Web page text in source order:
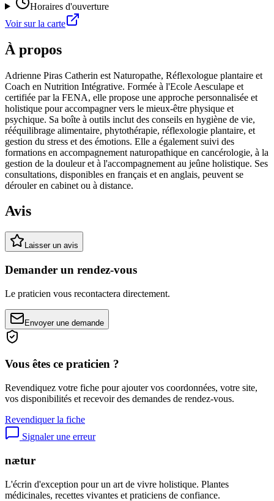
Horaires d'ouverture
Voir sur la carte
À propos
Adrienne Piras Catherin est Naturopathe, Réflexologue plantaire et
Coach en Nutrition Intégrative. Formée à l'Ecole Aesculape et
certifiée par la FENA, elle propose une approche personnalisée et
holistique pour accompagner vers le mieux-être physique et
psychique. Sa boîte à outils inclut des conseils en hygiène de vie,
rééquilibrage alimentaire, phytothérapie, réflexologie plantaire, et
gestion du stress et des émotions. Elle a également suivi des
formations en accompagnement naturopathique en cancérologie, à la
gestion de la douleur et à l'accompagnement au jeûne holistique. Ses
consultations, disponibles en français et en anglais, peuvent se
dérouler en cabinet ou à distance.
Avis
Laisser un avis
Demander un rendez-vous
Le praticien vous recontactera directement.
Envoyer une demande
Vous êtes ce praticien ?
Revendiquez votre fiche pour ajouter vos coordonnées, votre site,
vos disponibilités et recevoir des demandes de rendez-vous.
Revendiquer la fiche
Signaler une erreur
nætur
L'écrin d'exception pour un art de vivre holistique. Plantes
médicinales, recettes vivantes et praticiens de confiance.